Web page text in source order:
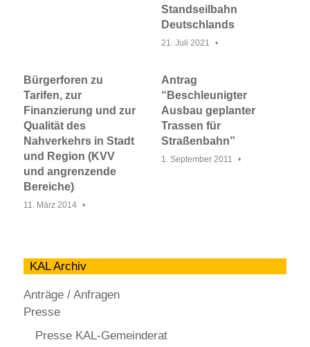
Standseilbahn
Deutschlands
21. Juli 2021
Bürgerforen zu
Tarifen, zur
Finanzierung und zur
Qualität des
Nahverkehrs in Stadt
und Region (KVV
und angrenzende
Bereiche)
11. März 2014
Antrag
“Beschleunigter
Ausbau geplanter
Trassen für
Straßenbahn”
1. September 2011
KAL Archiv
Anträge / Anfragen
Presse
Presse KAL-Gemeinderat